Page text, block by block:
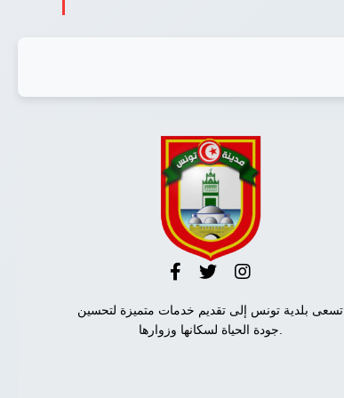
تسعى بلدية تونس إلى تقديم خدمات متميزة لتحسين